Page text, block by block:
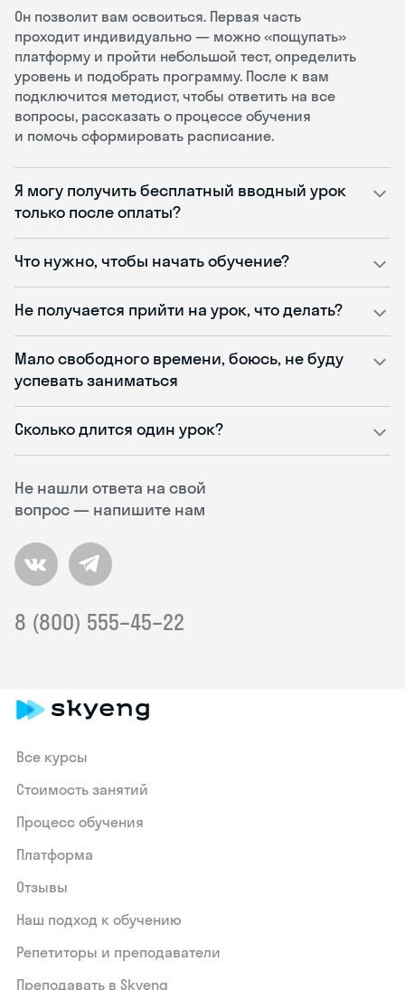
Не нашли ответа на свой
вопрос — напишите нам
8 (800) 555–45–22
Он позволит вам освоиться. Первая часть
проходит индивидуально — можно «пощупать»
платформу и пройти небольшой тест, определить
уровень и подобрать программу. После к вам
подключится методист, чтобы ответить на все
вопросы, рассказать о процессе обучения
и помочь сформировать расписание.
Я могу получить бесплатный вводный урок
только после оплаты?
Что нужно, чтобы начать обучение?
Не получается прийти на урок, что делать?
Мало свободного времени, боюсь, не буду
успевать заниматься
Сколько длится один урок?
Все курсы
Стоимость занятий
Процесс обучения
Платформа
Отзывы
Наш подход к обучению
Репетиторы и преподаватели
Преподавать в Skyeng